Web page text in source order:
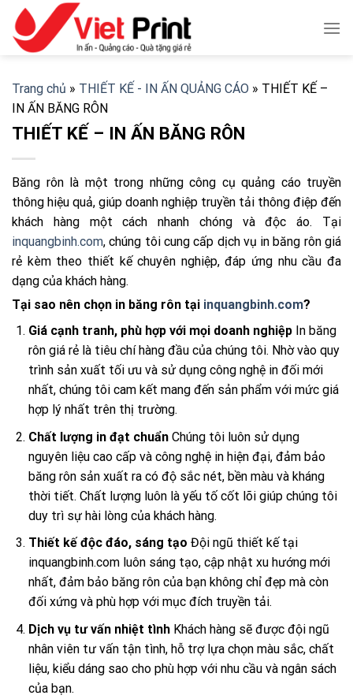
Skip
content
Trang chủ » THIẾT KẾ - IN ẤN QUẢNG CÁO » THIẾT KẾ –
IN ẤN BĂNG RÔN
THIẾT KẾ – IN ẤN BĂNG RÔN
Băng rôn là một trong những công cụ quảng cáo truyền
thông hiệu quả, giúp doanh nghiệp truyền tải thông điệp đến
khách hàng một cách nhanh chóng và độc áo. Tại
inquangbinh.com, chúng tôi cung cấp dịch vụ in băng rôn giá
rẻ kèm theo thiết kế chuyên nghiệp, đáp ứng nhu cầu đa
dạng của khách hàng.
Tại sao nên chọn in băng rôn tại inquangbinh.com?
Giá cạnh tranh, phù hợp với mọi doanh nghiệpIn băng
rôn giá rẻ là tiêu chí hàng đầu của chúng tôi. Nhờ vào quy
trình sản xuất tối ưu và sử dụng công nghệ in đối mới
nhất, chúng tôi cam kết mang đến sản phẩm với mức giá
hợp lý nhất trên thị trường.
Chất lượng in đạt chuẩnChúng tôi luôn sử dụng
nguyên liệu cao cấp và công nghệ in hiện đại, đảm bảo
băng rôn sản xuất ra có độ sắc nét, bền màu và kháng
thời tiết. Chất lượng luôn là yếu tố cốt lõi giúp chúng tôi
duy trì sự hài lòng của khách hàng.
Thiết kế độc đáo, sáng tạo Đội ngũ thiết kế tại
inquangbinh.com luôn sáng tạo, cập nhật xu hướng mới
nhất, đảm bảo băng rôn của bạn không chỉ đẹp mà còn
đối xứng và phù hợp với mục đích truyền tải.
Dịch vụ tư vấn nhiệt tìnhKhách hàng sẽ được đội ngũ
nhân viên tư vấn tận tình, hỗ trợ lựa chọn màu sắc, chất
liệu, kiểu dáng sao cho phù hợp với nhu cầu và ngân sách
của bạn.